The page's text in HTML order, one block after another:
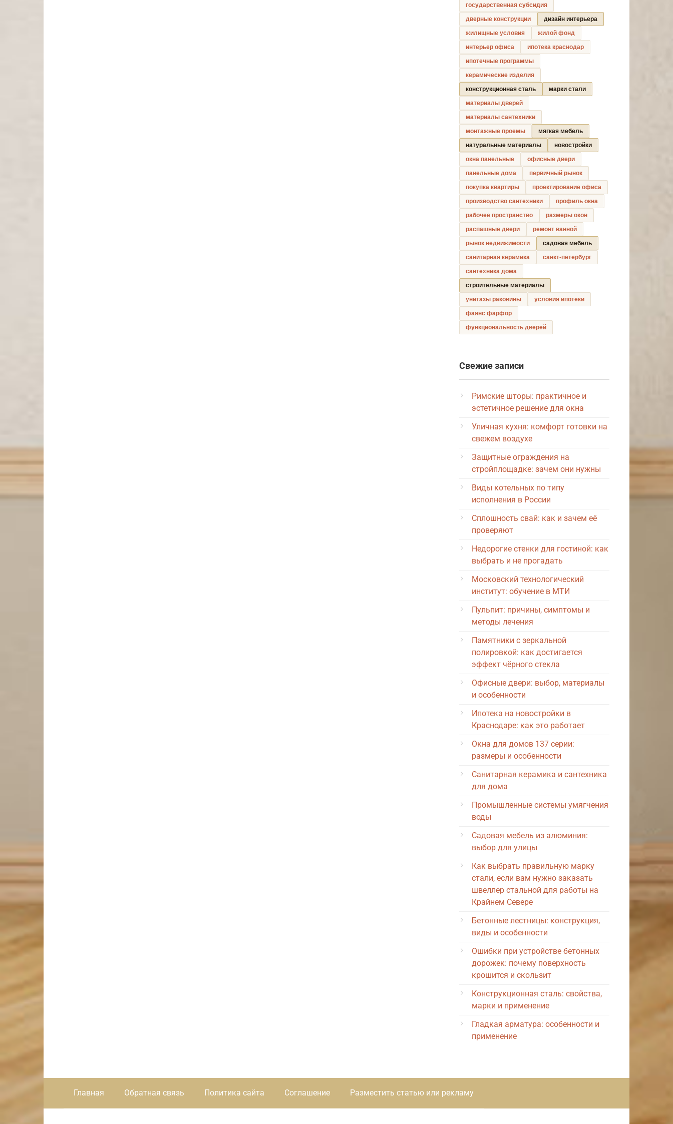
государственная субсидия
дверные конструкции
дизайн интерьера
жилищные условия
жилой фонд
интерьер офиса
ипотека краснодар
ипотечные программы
керамические изделия
конструкционная сталь
марки стали
материалы дверей
материалы сантехники
монтажные проемы
мягкая мебель
натуральные материалы
новостройки
окна панельные
офисные двери
панельные дома
первичный рынок
покупка квартиры
проектирование офиса
производство сантехники
профиль окна
рабочее пространство
размеры окон
распашные двери
ремонт ванной
рынок недвижимости
садовая мебель
санитарная керамика
санкт-петербург
сантехника дома
строительные материалы
унитазы раковины
условия ипотеки
фаянс фарфор
функциональность дверей
Свежие записи
Римские шторы: практичное и
эстетичное решение для окна
Уличная кухня: комфорт готовки на
свежем воздухе
Защитные ограждения на
стройплощадке: зачем они нужны
Виды котельных по типу
исполнения в России
Сплошность свай: как и зачем её
проверяют
Недорогие стенки для гостиной: как
выбрать и не прогадать
Московский технологический
институт: обучение в МТИ
Пульпит: причины, симптомы и
методы лечения
Памятники с зеркальной
полировкой: как достигается
эффект чёрного стекла
Офисные двери: выбор, материалы
и особенности
Ипотека на новостройки в
Краснодаре: как это работает
Окна для домов 137 серии:
размеры и особенности
Санитарная керамика и сантехника
для дома
Промышленные системы умягчения
воды
Садовая мебель из алюминия:
выбор для улицы
Как выбрать правильную марку
стали, если вам нужно заказать
швеллер стальной для работы на
Крайнем Севере
Бетонные лестницы: конструкция,
виды и особенности
Ошибки при устройстве бетонных
дорожек: почему поверхность
крошится и скользит
Конструкционная сталь: свойства,
марки и применение
Гладкая арматура: особенности и
применение
Главная Обратная связь Политика сайта Соглашение Разместить статью или рекламу